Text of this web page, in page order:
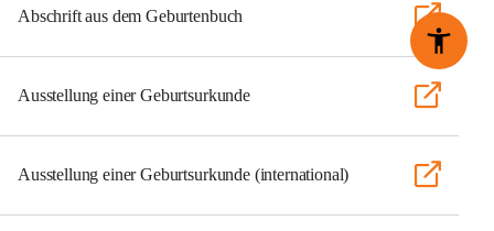
Abschrift aus dem Geburtenbuch
Ausstellung einer Geburtsurkunde
Ausstellung einer Geburtsurkunde (international)